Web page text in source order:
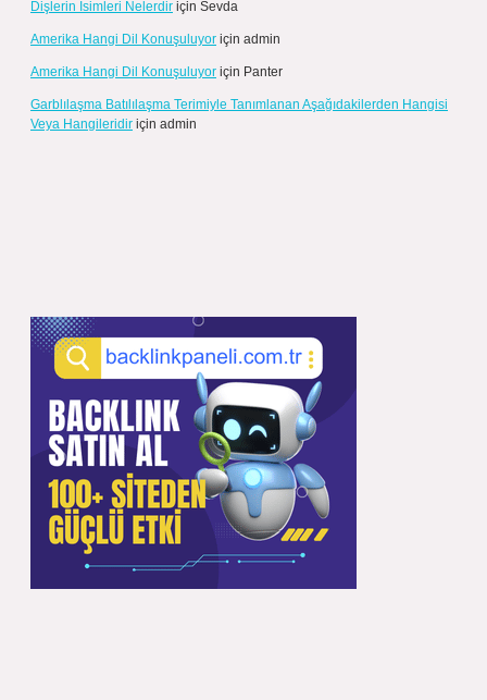
Dişlerin Isimleri Nelerdir için Sevda
Amerika Hangi Dil Konuşuluyor için admin
Amerika Hangi Dil Konuşuluyor için Panter
Garblılaşma Batılılaşma Terimiyle Tanımlanan Aşağıdakilerden Hangisi
Veya Hangileridir için admin